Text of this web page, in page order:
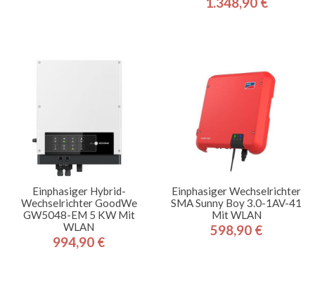
Preis
Einphasiger Hybrid-
Wechselrichter GoodWe
GW5048-EM 5 KW Mit
WLAN
Preis
994,90 €
Einphasiger Wechselrichter
SMA Sunny Boy 3.0-1AV-41
Mit WLAN
Preis
598,90 €